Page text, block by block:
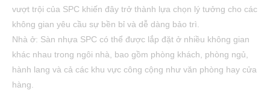
vượt trội của SPC khiến đây trở thành lựa chọn lý tưởng cho các
không gian yêu cầu sự bền bỉ và dễ dàng bảo trì.
Nhà ở: Sàn nhựa SPC có thể được lắp đặt ở nhiều không gian
khác nhau trong ngôi nhà, bao gồm phòng khách, phòng ngủ,
hành lang và cả các khu vực công cộng như văn phòng hay cửa
hàng.